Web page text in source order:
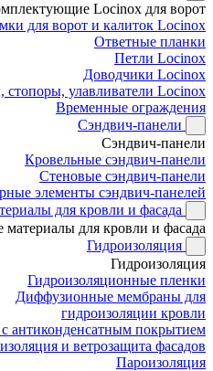
Locinox для ворот
для ворот и калиток Locinox
Ответные планки
Петли Locinox
Доводчики Locinox
стопоры, улавливатели Locinox
Временные ограждения
Сэндвич-панели
Сэндвич-панели
Кровельные сэндвич-панели
Стеновые сэндвич-панели
элементы сэндвич-панелей
для кровли и фасада
для кровли и фасада
Гидроизоляция
Гидроизоляция
Гидроизоляционные пленки
Диффузионные мембраны для
гидроизоляции кровли
антиконденсатным покрытием
и ветрозащита фасадов
Пароизоляция